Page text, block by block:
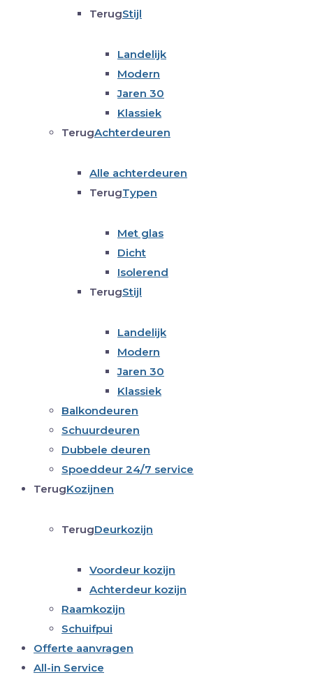
TerugStijl
Landelijk
Modern
Jaren 30
Klassiek
TerugAchterdeuren
Alle achterdeuren
TerugTypen
Met glas
Dicht
Isolerend
TerugStijl
Landelijk
Modern
Jaren 30
Klassiek
Balkondeuren
Schuurdeuren
Dubbele deuren
Spoeddeur 24/7 service
TerugKozijnen
TerugDeurkozijn
Voordeur kozijn
Achterdeur kozijn
Raamkozijn
Schuifpui
Offerte aanvragen
All-in Service